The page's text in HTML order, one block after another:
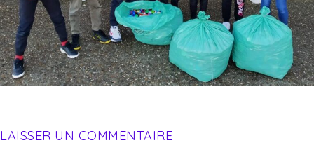
LAISSER UN COMMENTAIRE